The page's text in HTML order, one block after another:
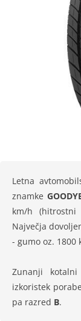
Letna
znamke
km/h (hitrostni
Največja
- gumo oz. 1800
Zunanji
izkoristek
pa razred B.